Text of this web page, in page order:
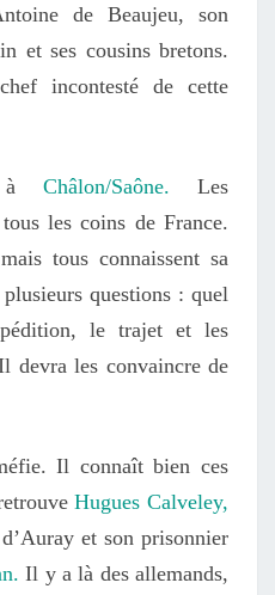
de Beaujeu, son
et ses cousins bretons.
incontesté de cette
Châlon/Saône. Les
les coins de France.
tous connaissent sa
questions : quel
le trajet et les
devra les convaincre de
Il connaît bien ces
Hugues Calveley,
et son prisonnier
Il y a là des allemands,